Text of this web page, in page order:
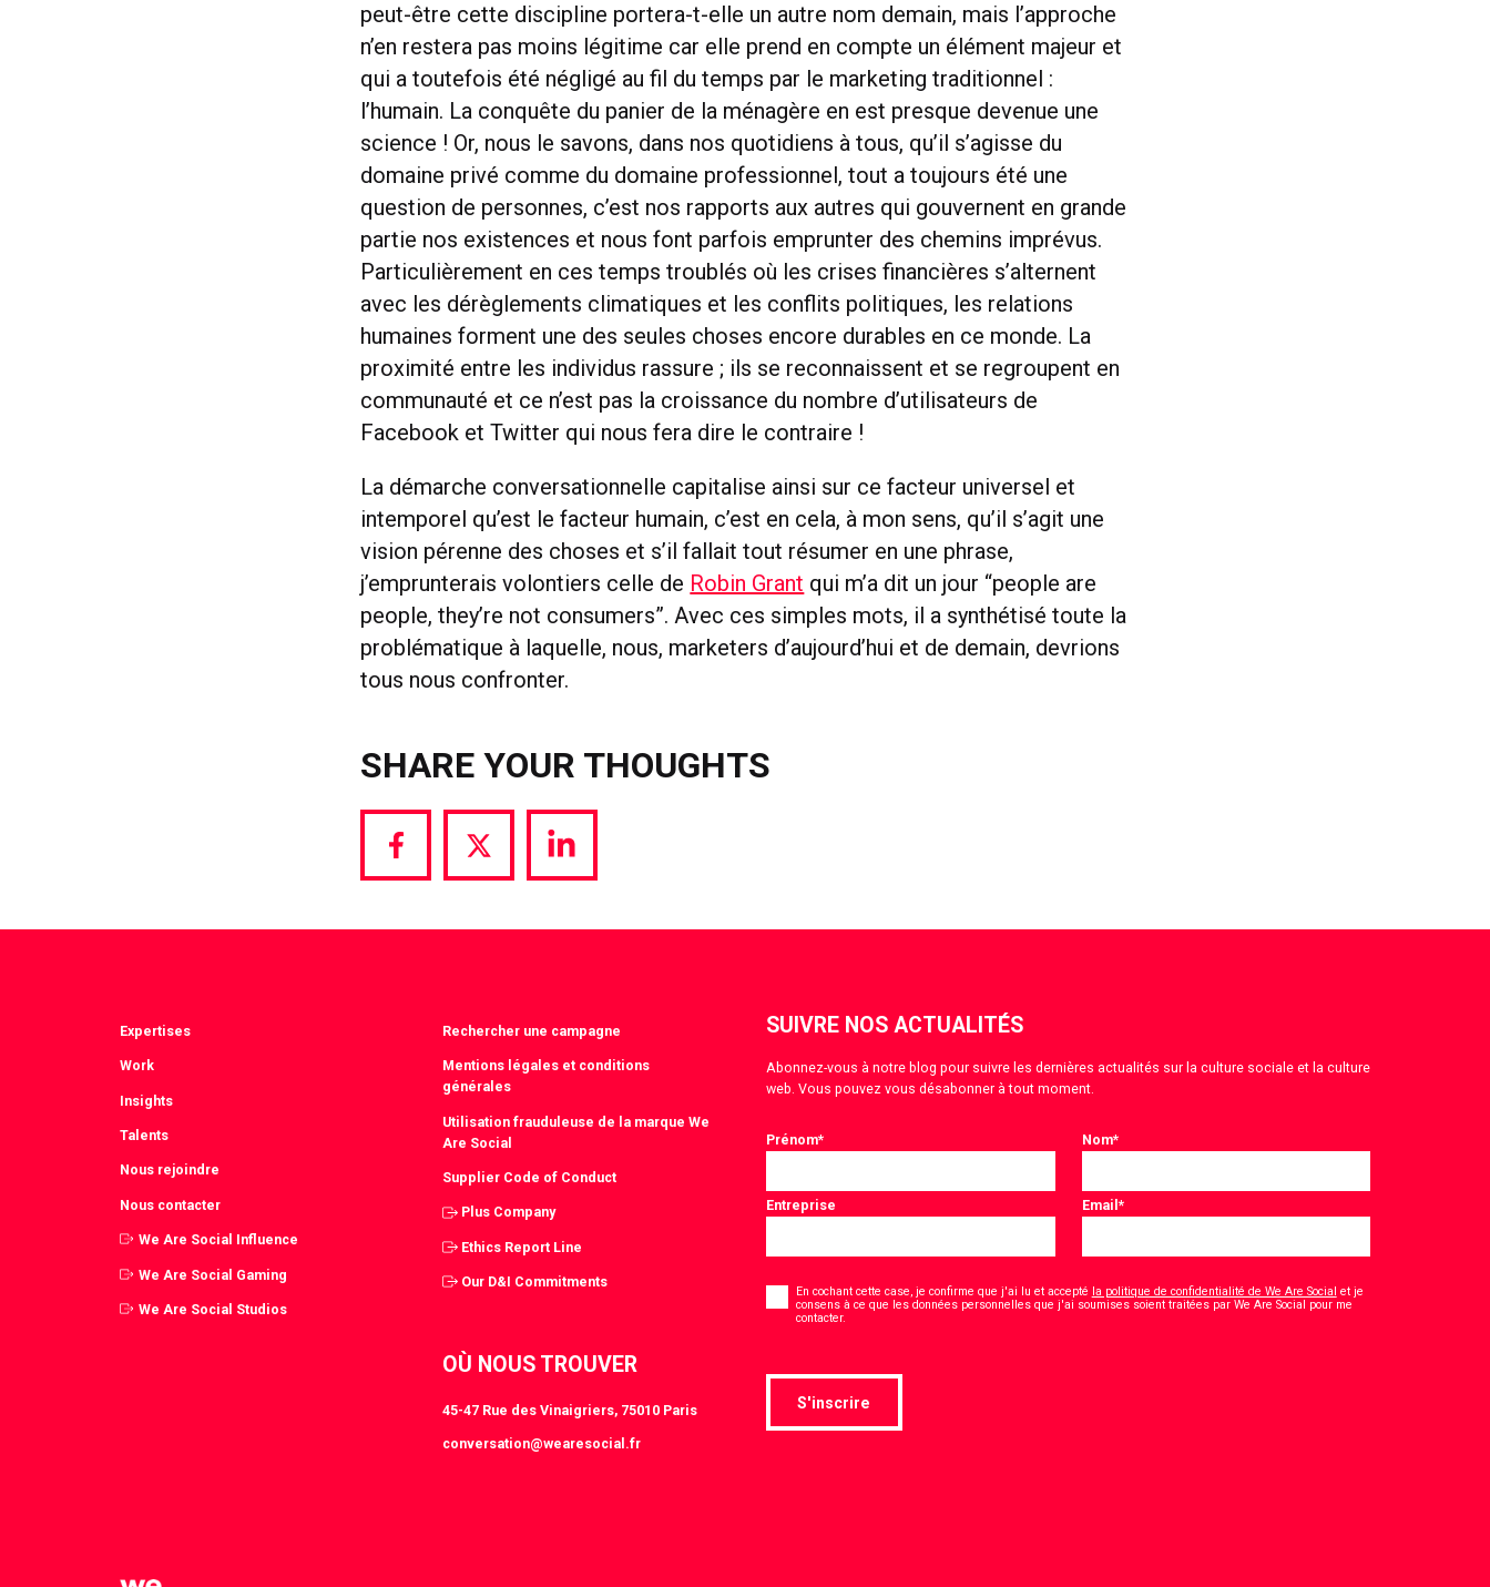
peut-être cette discipline portera-t-elle un autre nom demain, mais l’approche
n’en restera pas moins légitime car elle prend en compte un élément majeur et
qui a toutefois été négligé au fil du temps par le marketing traditionnel :
l’humain. La conquête du panier de la ménagère en est presque devenue une
science ! Or, nous le savons, dans nos quotidiens à tous, qu’il s’agisse du
domaine privé comme du domaine professionnel, tout a toujours été une
question de personnes, c’est nos rapports aux autres qui gouvernent en grande
partie nos existences et nous font parfois emprunter des chemins imprévus.
Particulièrement en ces temps troublés où les crises financières s’alternent
avec les dérèglements climatiques et les conflits politiques, les relations
humaines forment une des seules choses encore durables en ce monde. La
proximité entre les individus rassure ; ils se reconnaissent et se regroupent en
communauté et ce n’est pas la croissance du nombre d’utilisateurs de
Facebook et Twitter qui nous fera dire le contraire !
La démarche conversationnelle capitalise ainsi sur ce facteur universel et
intemporel qu’est le facteur humain, c’est en cela, à mon sens, qu’il s’agit une
vision pérenne des choses et s’il fallait tout résumer en une phrase,
j’emprunterais volontiers celle de Robin Grant qui m’a dit un jour “people are
people, they’re not consumers”. Avec ces simples mots, il a synthétisé toute la
problématique à laquelle, nous, marketers d’aujourd’hui et de demain, devrions
tous nous confronter.
SHARE YOUR THOUGHTS
Share
Facebook
Share
Twitter
Share
LinkedIn
Expertises
Work
Insights
Talents
Nous rejoindre
Nous contacter
We Are Social Influence
We Are Social Gaming
We Are Social Studios
Rechercher une campagne
Mentions légales et conditions
générales
Utilisation frauduleuse de la marque We
Are Social
Supplier Code of Conduct
Plus Company
Ethics Report Line
Our D&I Commitments
OÙ NOUS TROUVER
45-47 Rue des Vinaigriers, 75010 Paris
conversation@wearesocial.fr
SUIVRE NOS ACTUALITÉS
Abonnez-vous à notre blog pour suivre les dernières actualités sur la culture sociale et la culture
web. Vous pouvez vous désabonner à tout moment.
Prénom* Nom*
Entreprise Email*
* En cochant cette case, je confirme que j'ai lu et accepté la politique de confidentialité de We Are Social et je
consens à ce que les données personnelles que j'ai soumises soient traitées par We Are Social pour me
contacter.
S'inscrire